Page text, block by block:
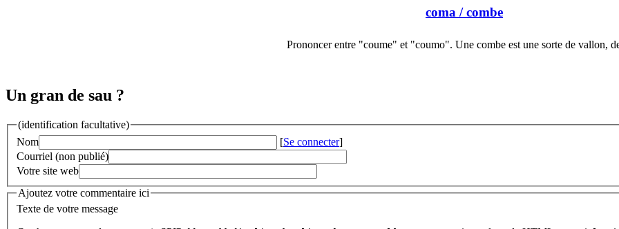
coma / combe
Prononcer entre "coume" et "coumo". Une combe est une sorte de vallon,
Un gran de sau ?
(identification facultative)
Nom
[Se connecter]
Courriel (non publié)
Votre site web
Ajoutez votre commentaire ici
Texte de votre message